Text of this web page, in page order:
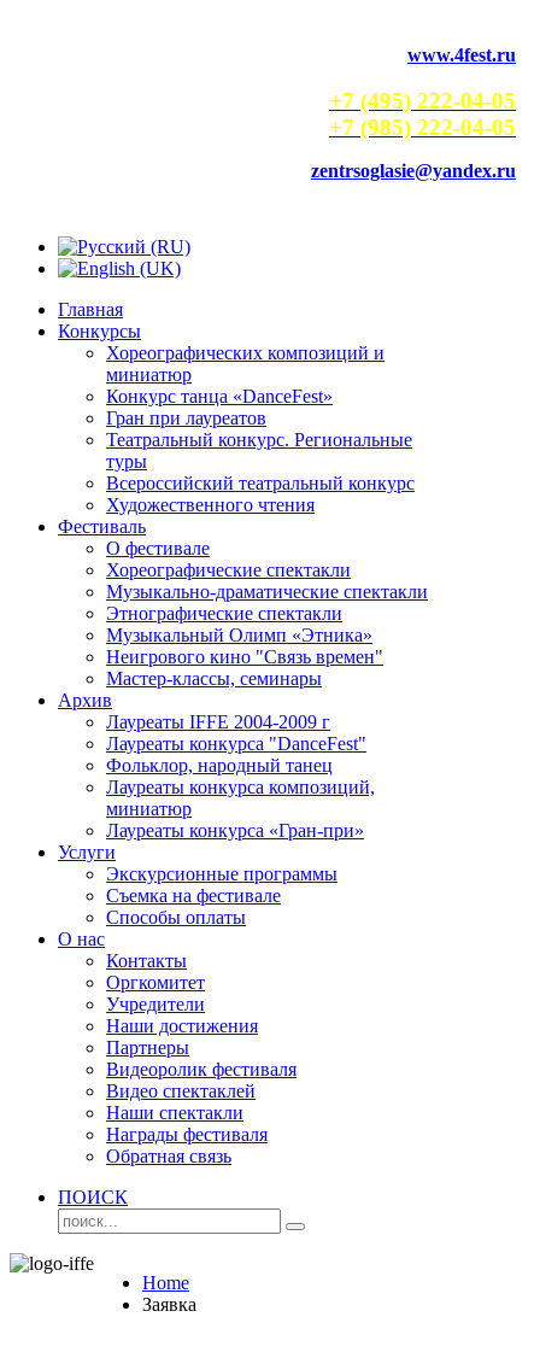
www.4fest.ru
+7 (495) 222-04-05
+7 (985) 222-04-05
zentrsoglasie@yandex.ru
Главная
Конкурсы
Хореографических композиций и
миниатюр
Конкурс танца «DanceFest»
Гран при лауреатов
Театральный конкурс. Региональные
туры
Всероссийский театральный конкурс
Художественного чтения
Фестиваль
О фестивале
Хореографические спектакли
Музыкально-драматические спектакли
Этнографические спектакли
Музыкальный Олимп «Этника»
Неигрового кино "Связь времен"
Мастер-классы, семинары
Архив
Лауреаты IFFE 2004-2009 г
Лауреаты конкурса "DanceFest"
Фольклор, народный танец
Лауреаты конкурса композиций,
миниатюр
Лауреаты конкурса «Гран-при»
Услуги
Экскурсионные программы
Cъемка на фестивале
Способы оплаты
О нас
Контакты
Оргкомитет
Учредители
Наши достижения
Партнеры
Видеоролик фестиваля
Видео спектаклей
Наши спектакли
Награды фестиваля
Обратная связь
ПОИСК
Home
Заявка